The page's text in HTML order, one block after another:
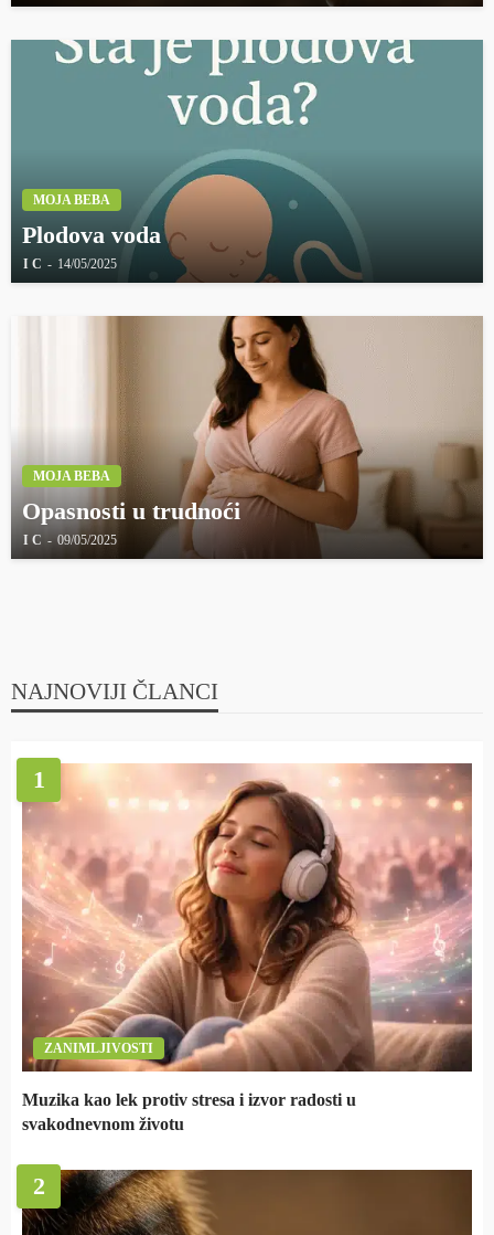
MOJA BEBA
Plodova voda
I C 14/05/2025
MOJA BEBA
Opasnosti u trudnoći
I C 09/05/2025
NAJNOVIJI ČLANCI
1
ZANIMLJIVOSTI
Muzika kao lek protiv stresa i izvor radosti u
svakodnevnom životu
2